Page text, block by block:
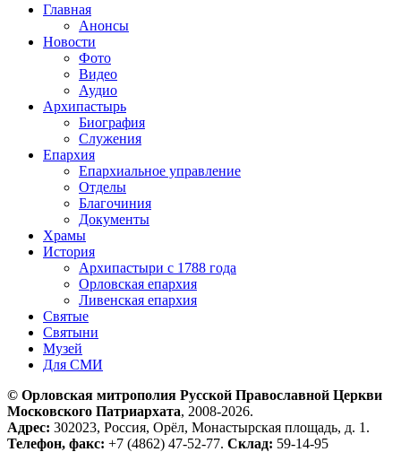
Главная
Анонсы
Новости
Фото
Видео
Аудио
Архипастырь
Биография
Служения
Епархия
Епархиальное управление
Отделы
Благочиния
Документы
Храмы
История
Архипастыри с 1788 года
Орловская епархия
Ливенская епархия
Святые
Святыни
Музей
Для СМИ
© Орловская митрополия Русской Православной Церкви
Московского Патриархата, 2008-2026.
Адрес: 302023, Россия, Орёл, Монастырская площадь, д. 1.
Телефон, факс: +7 (4862) 47-52-77. Склад: 59-14-95